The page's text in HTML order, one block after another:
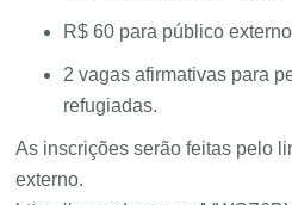
R$ 60 para público externo
2 vagas afirmativas para
refugiadas.
As inscrições serão feitas pelo
externo.